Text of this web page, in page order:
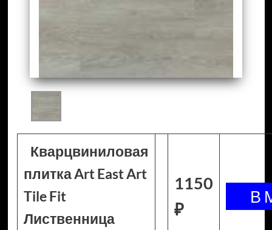
Кварцвиниловая
плитка Art East Art
Tile Fit
Лиственница
1150
₽